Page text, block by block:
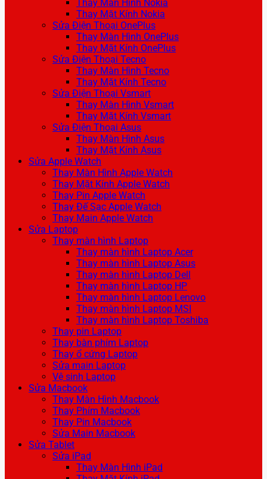
Thay Màn Hình Nokia
Thay Mặt Kính Nokia
Sửa Điện Thoại OnePlus
Thay Màn Hình OnePlus
Thay Mặt Kính OnePlus
Sửa Điện Thoại Tecno
Thay Màn Hình Tecno
Thay Mặt Kính Tecno
Sửa Điện Thoại Vsmart
Thay Màn Hình Vsmart
Thay Mặt Kính Vsmart
Sửa Điện Thoại Asus
Thay Màn Hình Asus
Thay Mặt Kính Asus
Sửa Apple Watch
Thay Màn Hình Apple Watch
Thay Mặt Kính Apple Watch
Thay Pin Apple Watch
Thay Đế Sạc Apple Watch
Thay Main Apple Watch
Sửa Laptop
Thay màn hình Laptop
Thay màn hình Laptop Acer
Thay màn hình Laptop Asus
Thay màn hình Laptop Dell
Thay màn hình Laptop HP
Thay màn hình Laptop Lenovo
Thay màn hình Laptop MSI
Thay màn hình Laptop Toshiba
Thay pin Laptop
Thay bàn phím Laptop
Thay ổ cứng Laptop
Sửa main Laptop
Vệ sinh Laptop
Sửa Macbook
Thay Màn Hình Macbook
Thay Phím Macbook
Thay Pin Macbook
Sửa Main Macbook
Sửa Tablet
Sửa iPad
Thay Màn Hình iPad